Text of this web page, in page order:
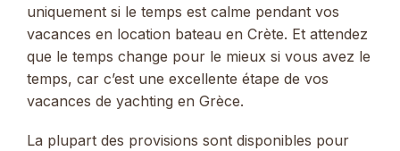
uniquement si le temps est calme pendant vos
vacances en location bateau en Crète. Et attendez
que le temps change pour le mieux si vous avez le
temps, car c’est une excellente étape de vos
vacances de yachting en Grèce.
La plupart des provisions sont disponibles pour